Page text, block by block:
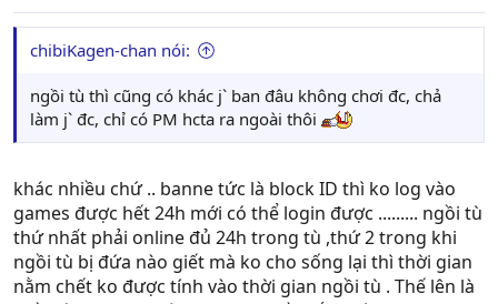
chibiKagen-chan nói:
ngồi tù thì cũng có khác j` ban đâu không chơi đc, chả
làm j` đc, chỉ có PM hcta ra ngoài thôi
khác nhiều chứ .. banne tức là block ID thì ko log vào
games được hết 24h mới có thể login được ......... ngồi tù
thứ nhất phải online đủ 24h trong tù ,thứ 2 trong khi
ngồi tù bị đứa nào giết mà ko cho sống lại thì thời gian
nằm chết ko được tính vào thời gian ngồi tù . Thế lên là